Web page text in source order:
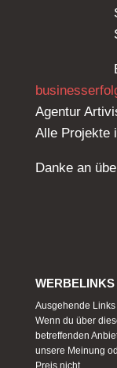
Agentur
Alle Projekte
Danke an
WERBELINKS
Ausgehende
Wenn du über
betreffenden
unsere Meinung
Preis nicht.